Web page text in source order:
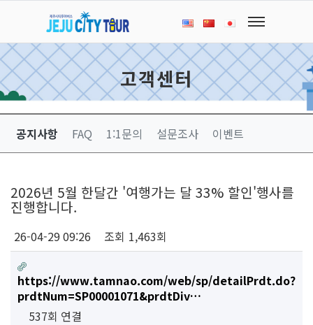
고객센터
공지사항 FAQ 1:1문의 설문조사 이벤트
2026년 5월 한달간 '여행가는 달 33% 할인'행사를
진행합니다.
26-04-29 09:26 조회 1,463회
https://www.tamnao.com/web/sp/detailPrdt.do?
prdtNum=SP00001071&prdtDiv…
537회 연결